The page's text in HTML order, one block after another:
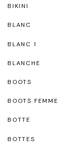
BIKINI
BLANC
BLANC 1
BLANCHE
BOOTS
BOOTS FEMME
BOTTE
BOTTES